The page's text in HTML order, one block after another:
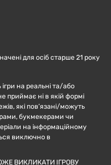
для осіб старше 21 року
на реальні та/або
приймає ні в якій формі
які пов’язані/можуть
букмекерами чи
на інформаційному
виключно в
ВИКЛИКАТИ ІГРОВУ